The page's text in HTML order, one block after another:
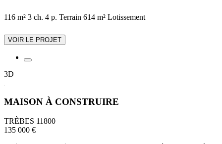
116 m² 3 ch. 4 p. Terrain 614 m² Lotissement
VOIR LE PROJET
3D
MAISON À CONSTRUIRE
TRÈBES 11800
135 000 €